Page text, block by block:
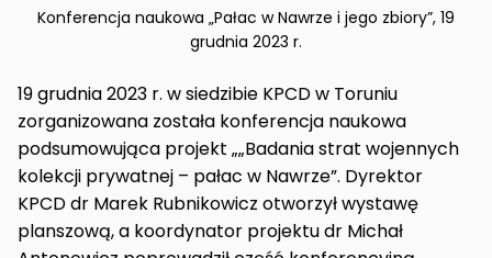
Konferencja naukowa „Pałac w Nawrze i jego zbiory”, 19
grudnia 2023 r.
19 grudnia 2023 r. w siedzibie KPCD w Toruniu
zorganizowana została konferencja naukowa
podsumowująca projekt „„Badania strat wojennych
kolekcji prywatnej – pałac w Nawrze”. Dyrektor
KPCD dr Marek Rubnikowicz otworzył wystawę
planszową, a koordynator projektu dr Michał